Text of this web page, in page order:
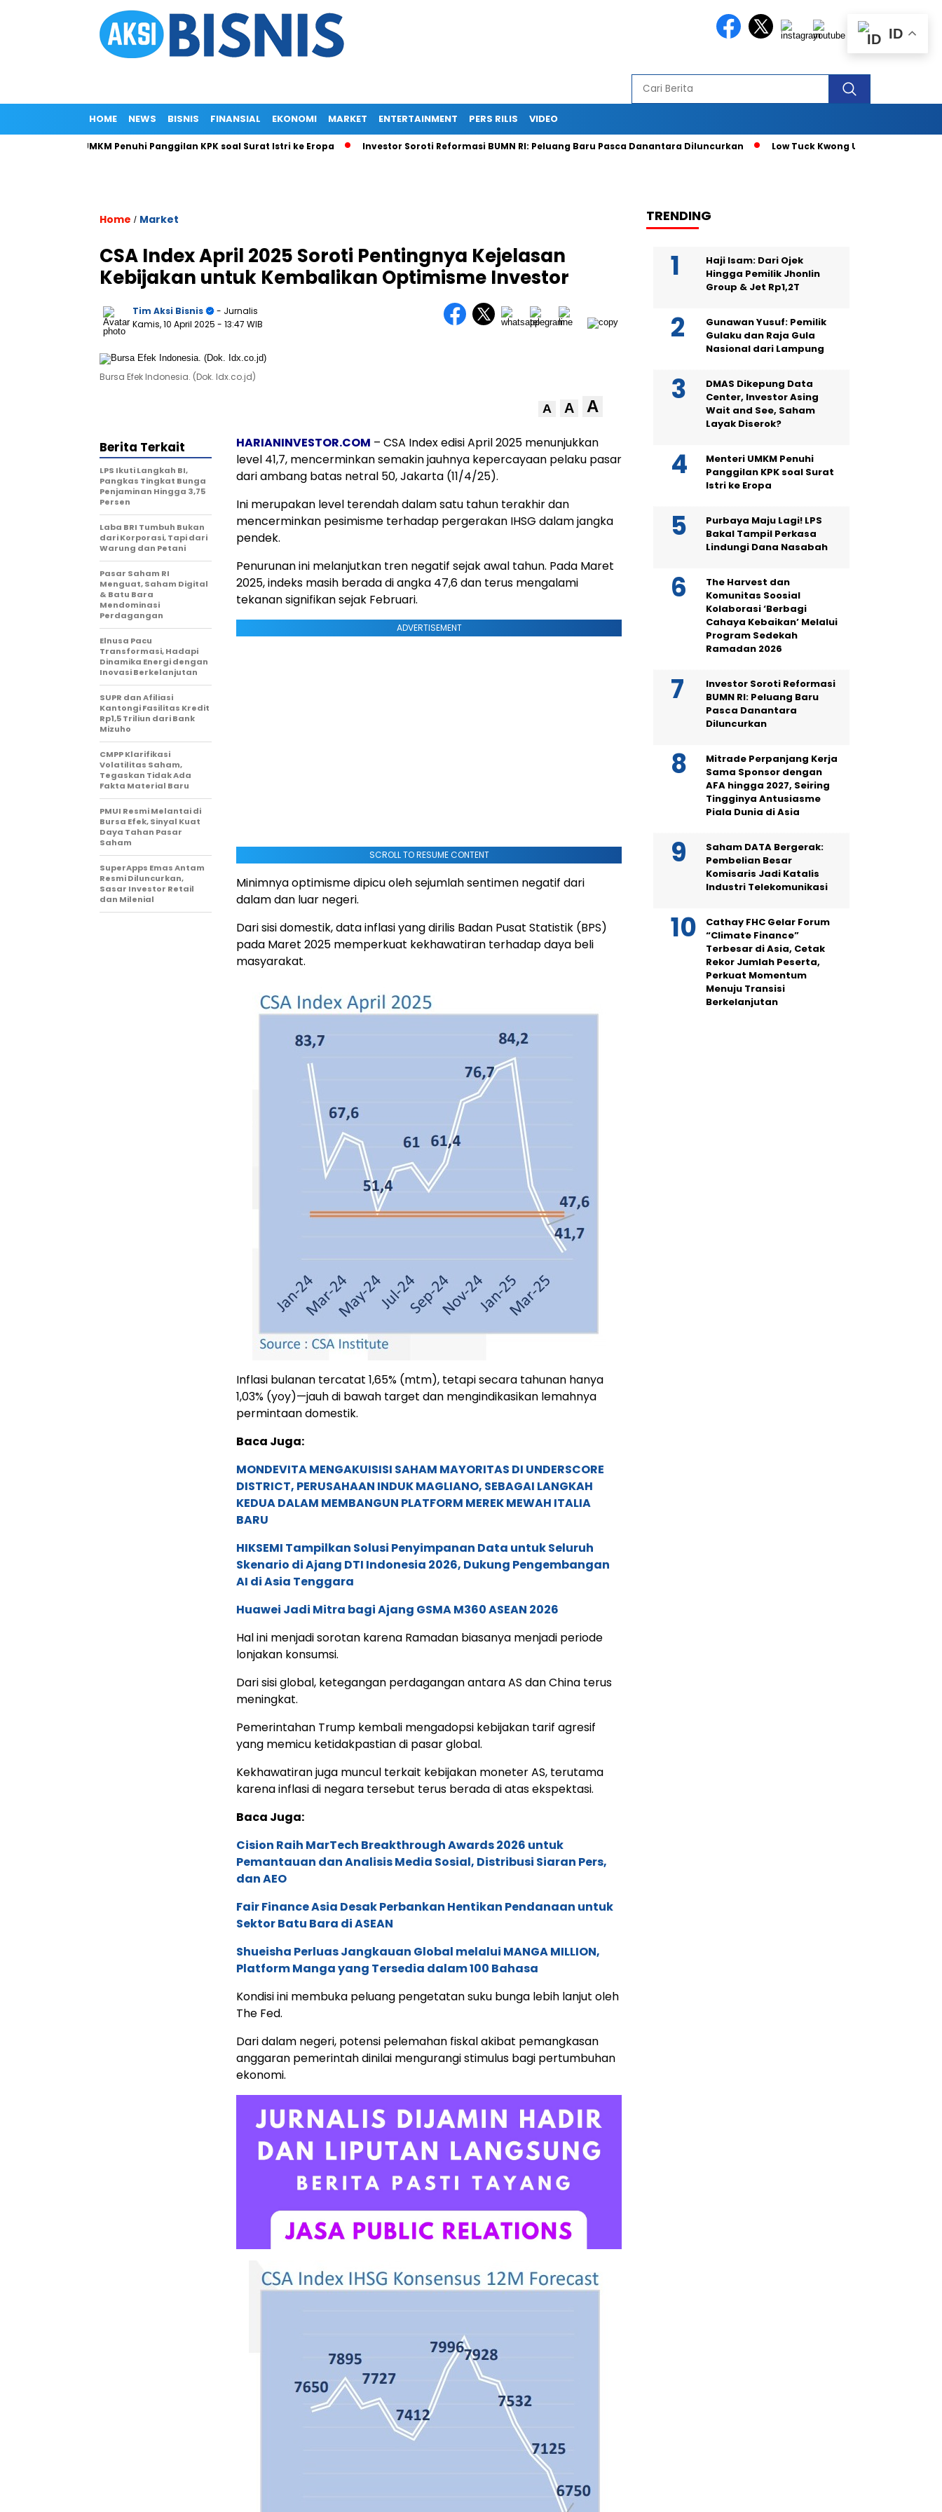
HOME NEWS BISNIS FINANSIAL EKONOMI MARKET ENTERTAINMENT PERS RILIS VIDEO
Menteri UMKM Penuhi Panggilan KPK soal Surat Istri ke Eropa Investor Soroti Reformasi BUMN RI: Peluang Baru Pasca Danantara Diluncurkan Low Tuck Kwong Unggul di Forbes Berkat
Home / Market
CSA Index April 2025 Soroti Pentingnya Kejelasan
Kebijakan untuk Kembalikan Optimisme Investor
Tim Aksi Bisnis
- Jurnalis
Kamis, 10 April 2025 - 13:47 WIB
Bursa Efek Indonesia. (Dok. Idx.co.jd)
A A A
HARIANINVESTOR.COM – CSA Index edisi April 2025 menunjukkan
level 41,7, mencerminkan semakin jauhnya kepercayaan pelaku pasar
dari ambang batas netral 50, Jakarta (11/4/25).
Ini merupakan level terendah dalam satu tahun terakhir dan
mencerminkan pesimisme terhadap pergerakan IHSG dalam jangka
pendek.
Penurunan ini melanjutkan tren negatif sejak awal tahun. Pada Maret
2025, indeks masih berada di angka 47,6 dan terus mengalami
tekanan signifikan sejak Februari.
ADVERTISEMENT
SCROLL TO RESUME CONTENT
Minimnya optimisme dipicu oleh sejumlah sentimen negatif dari
dalam dan luar negeri.
Dari sisi domestik, data inflasi yang dirilis Badan Pusat Statistik (BPS)
pada Maret 2025 memperkuat kekhawatiran terhadap daya beli
masyarakat.
Inflasi bulanan tercatat 1,65% (mtm), tetapi secara tahunan hanya
1,03% (yoy)—jauh di bawah target dan mengindikasikan lemahnya
permintaan domestik.
Baca Juga:
MONDEVITA MENGAKUISISI SAHAM MAYORITAS DI UNDERSCORE
DISTRICT, PERUSAHAAN INDUK MAGLIANO, SEBAGAI LANGKAH
KEDUA DALAM MEMBANGUN PLATFORM MEREK MEWAH ITALIA
BARU
HIKSEMI Tampilkan Solusi Penyimpanan Data untuk Seluruh
Skenario di Ajang DTI Indonesia 2026, Dukung Pengembangan
AI di Asia Tenggara
Huawei Jadi Mitra bagi Ajang GSMA M360 ASEAN 2026
Hal ini menjadi sorotan karena Ramadan biasanya menjadi periode
lonjakan konsumsi.
Dari sisi global, ketegangan perdagangan antara AS dan China terus
meningkat.
Pemerintahan Trump kembali mengadopsi kebijakan tarif agresif
yang memicu ketidakpastian di pasar global.
Kekhawatiran juga muncul terkait kebijakan moneter AS, terutama
karena inflasi di negara tersebut terus berada di atas ekspektasi.
Baca Juga:
Cision Raih MarTech Breakthrough Awards 2026 untuk
Pemantauan dan Analisis Media Sosial, Distribusi Siaran Pers,
dan AEO
Fair Finance Asia Desak Perbankan Hentikan Pendanaan untuk
Sektor Batu Bara di ASEAN
Shueisha Perluas Jangkauan Global melalui MANGA MILLION,
Platform Manga yang Tersedia dalam 100 Bahasa
Kondisi ini membuka peluang pengetatan suku bunga lebih lanjut oleh
The Fed.
Dari dalam negeri, potensi pelemahan fiskal akibat pemangkasan
anggaran pemerintah dinilai mengurangi stimulus bagi pertumbuhan
ekonomi.
Berita Terkait
LPS Ikuti Langkah BI,
Pangkas Tingkat Bunga
Penjaminan Hingga 3,75
Persen
Laba BRI Tumbuh Bukan
dari Korporasi, Tapi dari
Warung dan Petani
Pasar Saham RI
Menguat, Saham Digital
& Batu Bara
Mendominasi
Perdagangan
Elnusa Pacu
Transformasi, Hadapi
Dinamika Energi dengan
Inovasi Berkelanjutan
SUPR dan Afiliasi
Kantongi Fasilitas Kredit
Rp1,5 Triliun dari Bank
Mizuho
CMPP Klarifikasi
Volatilitas Saham,
Tegaskan Tidak Ada
Fakta Material Baru
PMUI Resmi Melantai di
Bursa Efek, Sinyal Kuat
Daya Tahan Pasar
Saham
SuperApps Emas Antam
Resmi Diluncurkan,
Sasar Investor Retail
dan Milenial
TRENDING
Haji Isam: Dari Ojek
Hingga Pemilik Jhonlin
Group & Jet Rp1,2T
Gunawan Yusuf: Pemilik
Gulaku dan Raja Gula
Nasional dari Lampung
DMAS Dikepung Data
Center, Investor Asing
Wait and See, Saham
Layak Diserok?
Menteri UMKM Penuhi
Panggilan KPK soal Surat
Istri ke Eropa
Purbaya Maju Lagi! LPS
Bakal Tampil Perkasa
Lindungi Dana Nasabah
The Harvest dan
Komunitas Soosial
Kolaborasi ‘Berbagi
Cahaya Kebaikan’ Melalui
Program Sedekah
Ramadan 2026
Investor Soroti Reformasi
BUMN RI: Peluang Baru
Pasca Danantara
Diluncurkan
Mitrade Perpanjang Kerja
Sama Sponsor dengan
AFA hingga 2027, Seiring
Tingginya Antusiasme
Piala Dunia di Asia
Saham DATA Bergerak:
Pembelian Besar
Komisaris Jadi Katalis
Industri Telekomunikasi
Cathay FHC Gelar Forum
“Climate Finance”
Terbesar di Asia, Cetak
Rekor Jumlah Peserta,
Perkuat Momentum
Menuju Transisi
Berkelanjutan
ID